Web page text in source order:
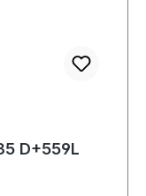
THK Teleskopschienen FBL35 D+559L